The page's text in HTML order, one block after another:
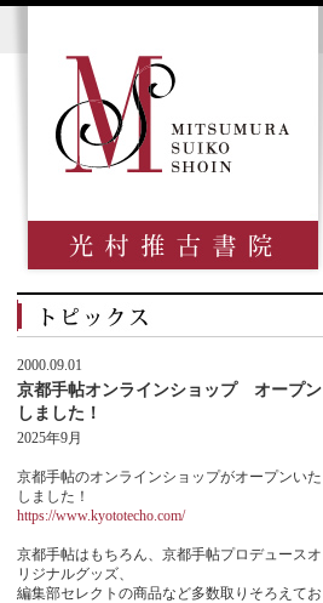
2000.09.01
京都手帖オンラインショップ オープン
しました！
2025年9月
京都手帖のオンラインショップがオープンいた
しました！
https://www.kyototecho.com/
京都手帖はもちろん、京都手帖プロデュースオ
リジナルグッズ、
編集部セレクトの商品など多数取りそろえてお